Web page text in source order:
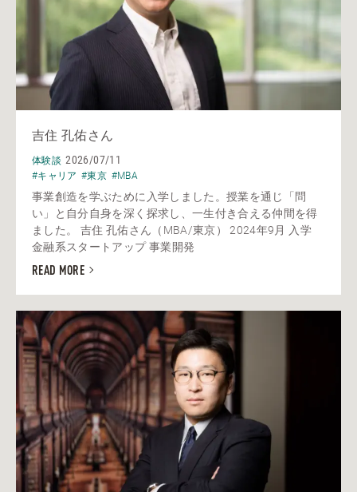
吉住 孔佑さん
体験談 2026/07/11
#キャリア #東京 #MBA
事業創造を学ぶために入学しました。授業を通じ「問
い」と自分自身を深く探求し、一生付き合える仲間を得
ました。 吉住 孔佑さん（MBA/東京） 2024年9月 入学
金融系スタートアップ 事業開発
READ MORE